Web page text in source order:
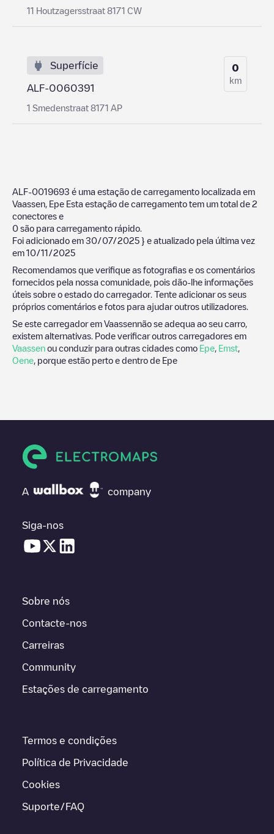
11 Houtzagersstraat 8171 CW
Superfície
ALF-0060391
1 Smedenstraat 8171 AP
0
km
ALF-0019693 é uma estação de carregamento localizada em
Vaassen Epe Esta estação de carregamento tem um total de 2
conectores e
0 são para carregamento rápido.
Foi adicionado em 30/07/2025 } e atualizado pela última vez
em 10/11/2025
Recomendamos que verifique as fotografias e os comentários
fornecidos pela nossa comunidade, pois dão-lhe informações
úteis sobre o estado do carregador. Tente adicionar os seus
próprios comentários e fotos para ajudar outros utilizadores.
Se este carregador em Vaassennão se adequa ao seu carro,
existem alternativas. Pode verificar outros carregadores em
Vaassen ou conduzir para outras cidades como Epe Emst
Oene , porque estão perto e dentro de Epe
A company
Siga-nos
Sobre nós
Contacte-nos
Carreiras
Community
Estações de carregamento
Termos e condições
Política de Privacidade
Cookies
Suporte/FAQ